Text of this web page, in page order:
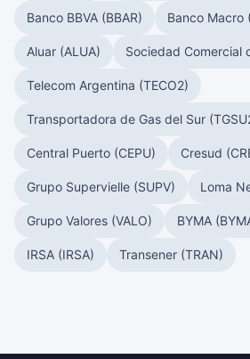
Banco BBVA (BBAR) Banco Macro
Aluar (ALUA) Sociedad Comercial
Telecom Argentina (TECO2)
Transportadora de Gas del Sur
Central Puerto (CEPU) Cresud
Grupo Supervielle (SUPV) Loma
Grupo Valores (VALO) BYMA
IRSA (IRSA) Transener (TRAN)